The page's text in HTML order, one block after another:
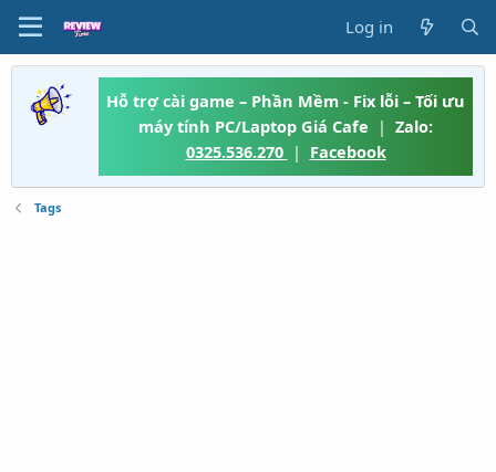
Log in
Hỗ trợ cài game – Phần Mềm - Fix lỗi – Tối ưu
máy tính PC/Laptop Giá Cafe | Zalo:
0325.536.270 | Facebook
Tags